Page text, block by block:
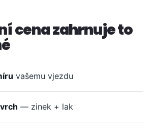
cena zahrnuje to
vašemu vjezdu
— zinek + lak